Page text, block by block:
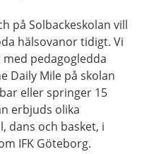
på Solbackeskolan vill
hälsovanor tidigt. Vi
pedagogledda
Daily Mile på skolan
eller springer 15
erbjuds olika
dans och basket, i
IFK Göteborg.